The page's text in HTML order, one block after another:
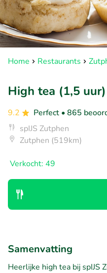
Home Restaurants
High tea (1,5
9.2 Perfect • 865
spIJS Zutphen
Zutphen (519km)
Verkocht: 49
Samenvatting
Heerlijke high tea bij spIJS